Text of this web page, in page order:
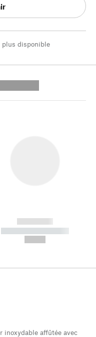
plus disponible
------------
----------- -----------
inoxydable affûtée avec